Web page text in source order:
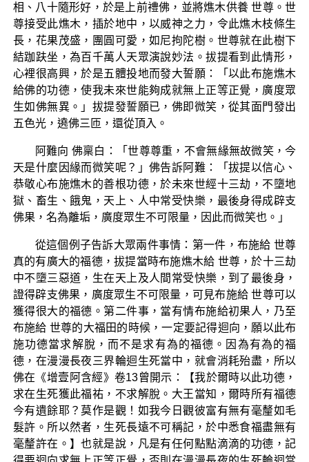
相、八十隨形好，於是上前禮佛，並將燋木供養 世尊。世
尊接受此燋木，插於地中，以威神之力，令此燋木枝條生
長，花果茂盛，團圓可愛，如尼拘陀樹。世尊就在此樹下
結跏趺坐，為百千萬人天眾演說妙法。拔提看到此情形，
心裡很高興，於是五體投地而發大誓願：「以此布施燋木
給佛的功德，使我未來世能夠成就無上正等正覺，廣度眾
生如佛無異。」拔提發誓願已，佛即微笑，從其面門發出
五色光，遶佛三匝，還從頂入。
阿難向 佛稟白：「世尊尊重，不會無緣無故微笑，今
天是什麼因緣而微笑呢？」佛告訴阿難：「拔提以信心、
恭敬心布施燋木的善根功德，於未來世經十三劫，不墮地
獄、畜生、餓鬼，天上、人中常受快樂，最後身得成辟支
佛果，名為離垢，廣度眾生不可限量，因此而微笑也。」
從這個例子告訴大眾兩件事情：第一件，布施給 世尊
真的有廣大的福德，拔提當時布施燋木給 世尊，於十三劫
中不墮三惡道，生在天上及人間常受快樂，到了最後身，
證得辟支佛果，廣度眾生不可限量，可見布施給 世尊可以
獲得很大的福德。第二件事，當有情布施給初果人，乃至
布施給 世尊的大福田的時候，一定要記得迴向，願以此布
施功德當求解脫，而不是求有為的福德。因為有為的福
德，在漫漫長夜三界輪迴生死當中，就會消耗殆盡，所以
佛在《增壹阿含經》卷13曾開示：【我於爾時以此功德，
求在生死獲此福祐，不求解脫。大王當知，爾時所有福德
今有遺餘耶？莫作是觀！如我今日觀彼富有無有毫釐如毛
髮許。所以然者，生死長遠不可稱記，於中悉食福盡無有
毫釐許在。】也就是說，凡是有任何點點滴滴的功德，記